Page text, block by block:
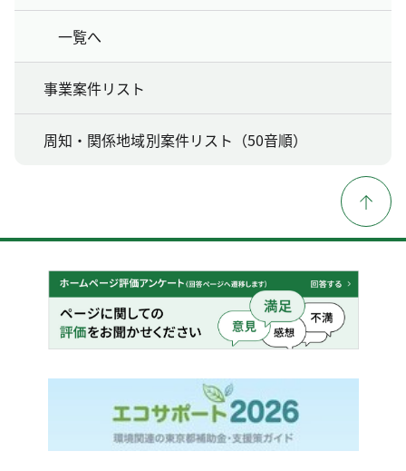
一覧へ
事業案件リスト
周知・関係地域別案件リスト（50音順）